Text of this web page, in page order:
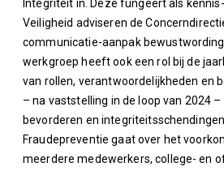
Integriteit in. Deze fungeert als
Veiligheid adviseren de
communicatie-aanpak
werkgroep heeft ook een rol bij de
van rollen, verantwoordelijkheden en
– na vaststelling in de loop van 2024
bevorderen en
Fraudepreventie gaat over het
meerdere medewerkers, college- en